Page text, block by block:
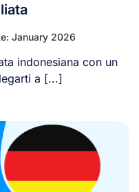
January 2026
indonesiana con un
a [...]